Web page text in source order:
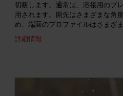
切断します。通常は、溶接用のプ
用されます。開先はさまざまな角
め、端面のプロファイルはさまざま
詳細情報